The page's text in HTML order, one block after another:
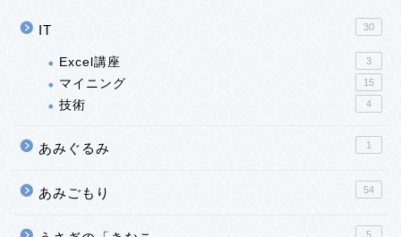
IT 30
Excel講座 3
マイニング 15
技術 4
あみぐるみ 1
あみごもり 54
5